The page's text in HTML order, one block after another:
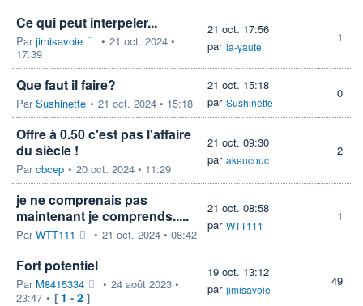
Ce qui peut interpeler...
Parjimisavoie • 21 oct. 2024 •
17:39
21 oct. 17:56
par la-yaute
1
Que faut il faire?
ParSushinette • 21 oct. 2024 • 15:18
21 oct. 15:18
par Sushinette
0
Offre à 0.50 c'est pas l'affaire
du siècle !
Parcbcep • 20 oct. 2024 • 11:29
21 oct. 09:30
par akeucouc
2
je ne comprenais pas
maintenant je comprends.....
ParWTT111 • 21 oct. 2024 • 08:42
21 oct. 08:58
par WTT111
1
Fort potentiel
Par M8415334 • 24 août 2023 •
23:47 • [ 1 - 2 ]
19 oct. 13:12
par jimisavoie
49